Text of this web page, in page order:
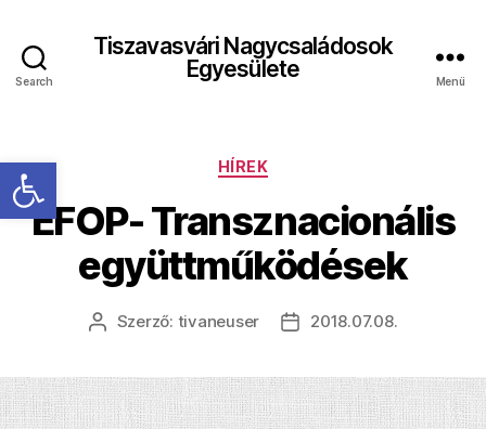
Eszköztár megnyitása
Search
Tiszavasvári Nagycsaládosok
Egyesülete
Menü
Kategóriák
HÍREK
EFOP- Transznacionális
együttműködések
Bejegyzés
Szerző: tivaneuser
Bejegyzés
2018.07.08.